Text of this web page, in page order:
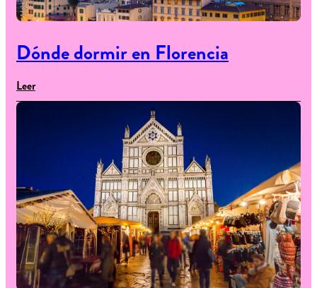
Dónde dormir en Florencia
Leer